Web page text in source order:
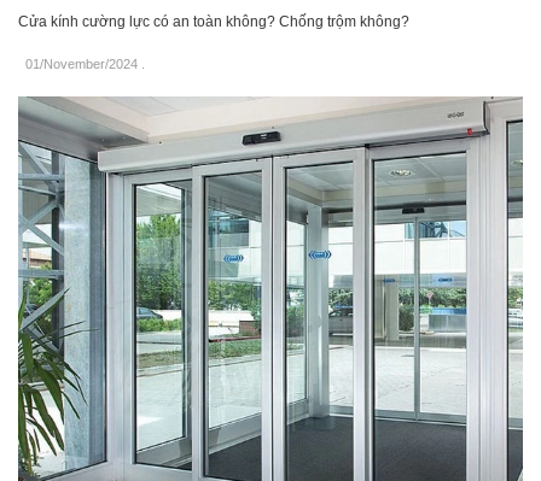
Cửa kính cường lực có an toàn không? Chống trộm không?
01/November/2024